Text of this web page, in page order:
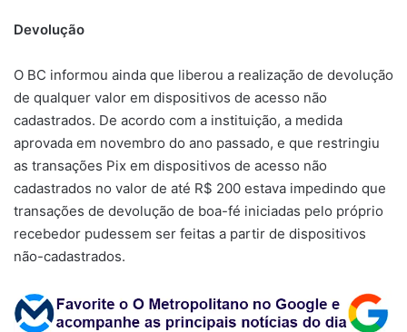
Devolução
O BC informou ainda que liberou a realização de devolução
de qualquer valor em dispositivos de acesso não
cadastrados. De acordo com a instituição, a medida
aprovada em novembro do ano passado, e que restringiu
as transações Pix em dispositivos de acesso não
cadastrados no valor de até R$ 200 estava impedindo que
transações de devolução de boa-fé iniciadas pelo próprio
recebedor pudessem ser feitas a partir de dispositivos
não-cadastrados.